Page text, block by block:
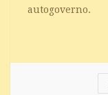
autogoverno.